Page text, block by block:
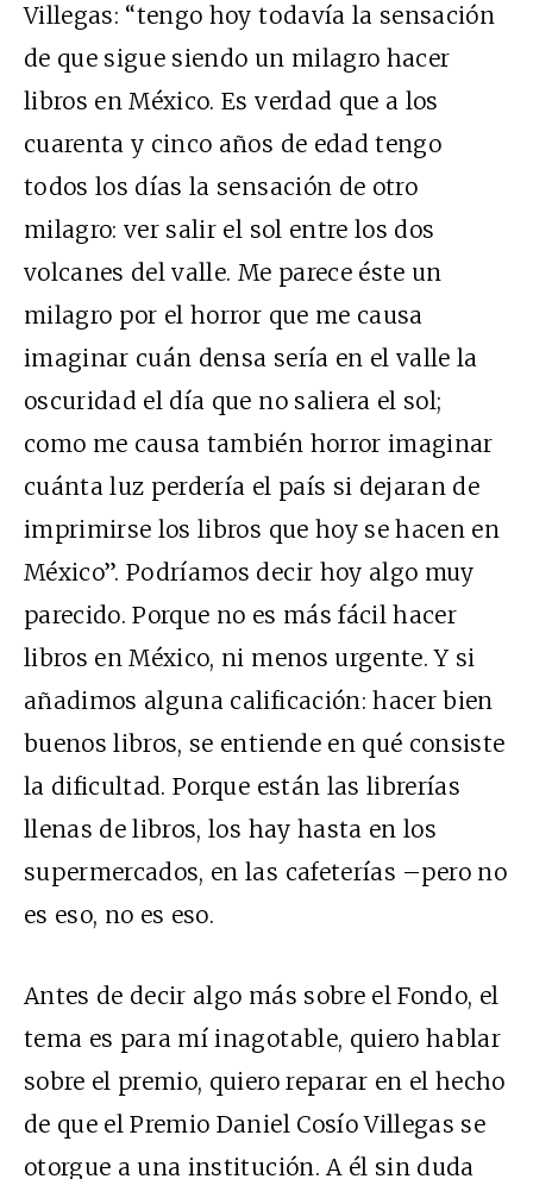
Villegas: “tengo hoy todavía la sensación
de que sigue siendo un milagro hacer
libros en México. Es verdad que a los
cuarenta y cinco años de edad tengo
todos los días la sensación de otro
milagro: ver salir el sol entre los dos
volcanes del valle. Me parece éste un
milagro por el horror que me causa
imaginar cuán densa sería en el valle la
oscuridad el día que no saliera el sol;
como me causa también horror imaginar
cuánta luz perdería el país si dejaran de
imprimirse los libros que hoy se hacen en
México”. Podríamos decir hoy algo muy
parecido. Porque no es más fácil hacer
libros en México, ni menos urgente. Y si
añadimos alguna calificación: hacer bien
buenos libros, se entiende en qué consiste
la dificultad. Porque están las librerías
llenas de libros, los hay hasta en los
supermercados, en las cafeterías –pero no
es eso, no es eso.
Antes de decir algo más sobre el Fondo, el
tema es para mí inagotable, quiero hablar
sobre el premio, quiero reparar en el hecho
de que el Premio Daniel Cosío Villegas se
otorgue a una institución. A él sin duda